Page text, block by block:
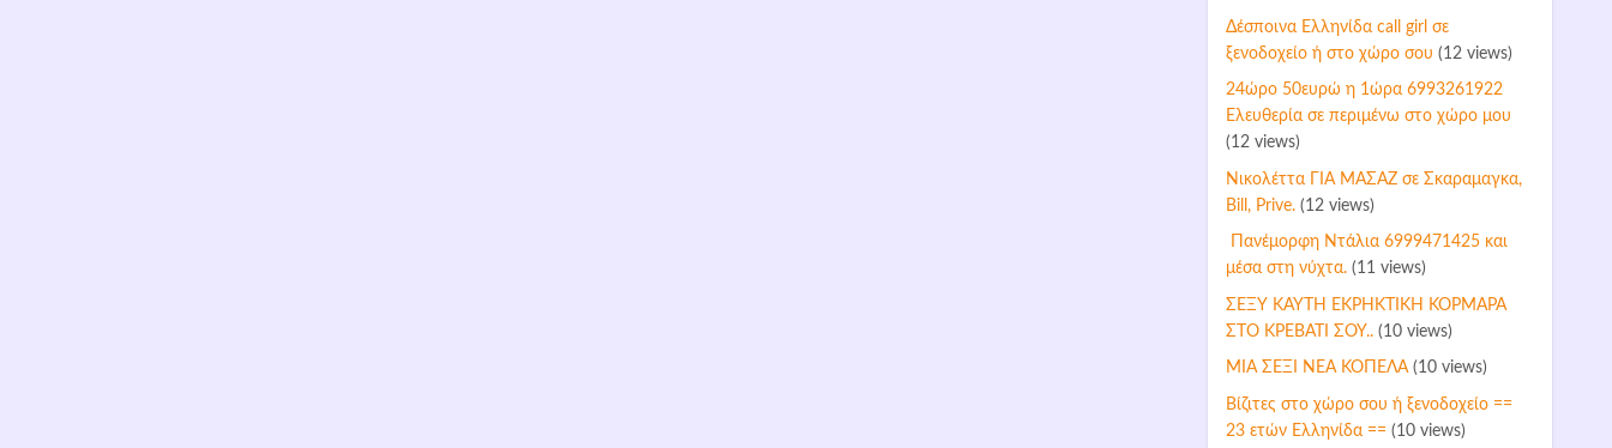
Δέσποινα Ελληνίδα call girl σε
ξενοδοχείο ή στο χώρο σου (12 views)
24ώρο 50ευρώ η 1ώρα 6993261922
Ελευθερία σε περιμένω στο χώρο μου
(12 views)
Νικολέττα ΓΙΑ ΜΑΣΑΖ σε Σκαραμαγκα,
Bill, Prive.(12 views)
Πανέμορφη Nτάλια 6999471425 και
μέσα στη νύχτα.(11 views)
ΣΕΞΥ ΚΑΥΤΗ ΕΚΡΗΚΤΙΚΗ ΚΟΡΜΑΡΑ
ΣΤΟ ΚΡΕΒΑΤΙ ΣΟΥ..(10 views)
ΜΙΑ ΣΕΞΙ ΝΕΑ ΚΟΠΕΛΑ(10 views)
Βίζιτες στο χώρο σου ή ξενοδοχείο ==
23 ετών Ελληνίδα == (10 views)